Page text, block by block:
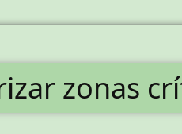
zonas